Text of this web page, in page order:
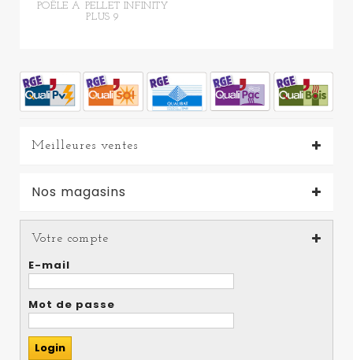
POÊLE A PELLET INFINITY
PLUS 9
Meilleures ventes
Nos magasins
Votre compte
E-mail
Mot de passe